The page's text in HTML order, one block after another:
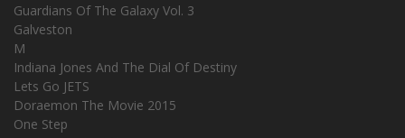
Guardians Of The Galaxy Vol. 3
Galveston
M
Indiana Jones And The Dial Of Destiny
Lets Go JETS
Doraemon The Movie 2015
One Step